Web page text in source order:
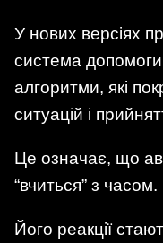
У нових версіях
система допомоги
алгоритми, які
ситуацій і
Це означає, що
“вчиться” з часом.
Його реакції